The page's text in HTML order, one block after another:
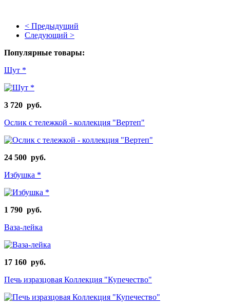
< Предыдущий
Следующий >
Популярные товары:
Шут *
3 720 руб.
Ослик с тележкой - коллекция "Вертеп"
24 500 руб.
Избушка *
1 790 руб.
Ваза-лейка
17 160 руб.
Печь изразцовая Коллекция "Купечество"